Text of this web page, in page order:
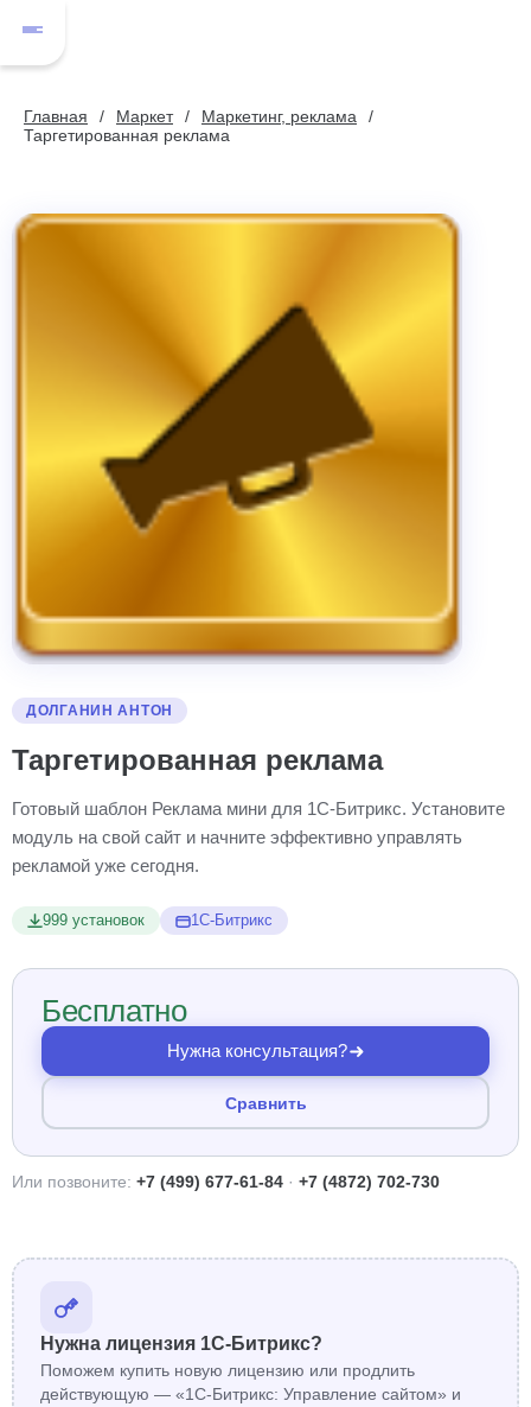
Главная Маркет
Маркетинг, реклама
Таргетированная реклама
ДОЛГАНИН АНТОН
Таргетированная реклама
Готовый шаблон Реклама мини для 1С-Битрикс. Установите
модуль на свой сайт и начните эффективно управлять
рекламой уже сегодня.
999 установок 1С-Битрикс
Бесплатно
Нужна консультация?
Сравнить
Или позвоните: +7 (499) 677-61-84 · +7 (4872) 702-730
Нужна лицензия 1С-Битрикс?
Поможем купить новую лицензию или продлить
действующую — «1С-Битрикс: Управление сайтом» и